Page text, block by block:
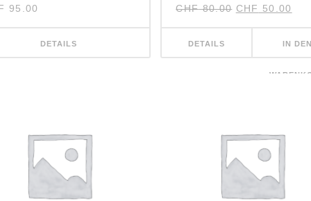
95.00
DETAILS
mit
3.00
von 5
CHF80.00 Ursprünglicher
war:
CHF 50.00
ist:
DETAILS IN DEN